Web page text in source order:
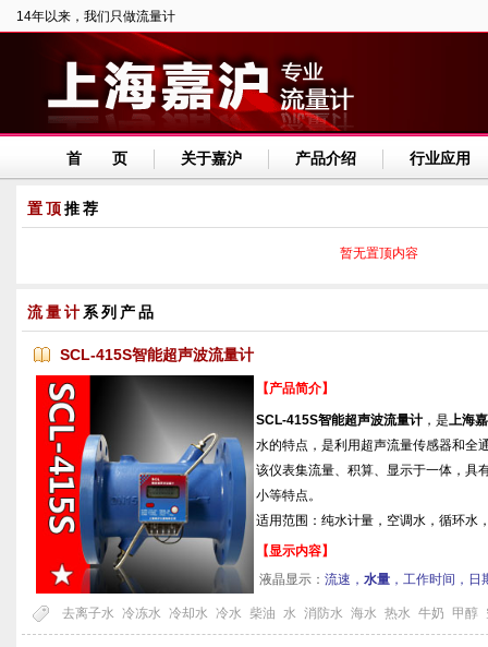
14年以来，我们只做流量计
首 页 关于嘉沪 产品介绍 行业应用
置顶推荐
暂无置顶内容
流量计 系列产品
SCL-415S智能超声波流量计
【产品简介】
SCL-415S智能超声波流量计 ，是上海
水的特点，是利用超声流量传感器和全
该仪表集流量、积算、显示于一体，具
小等特点。
适用范围：纯水计量，空调水，循环水
【显示内容】
液晶显示： 流速， 水量 ，工作时间，日
去离子水 冷冻水 冷却水 冷水 柴油 水 消防水 海水 热水 牛奶 甲醇